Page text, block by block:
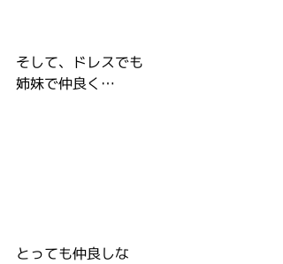
そして、ドレスでも
姉妹で仲良く…
とっても仲良しな